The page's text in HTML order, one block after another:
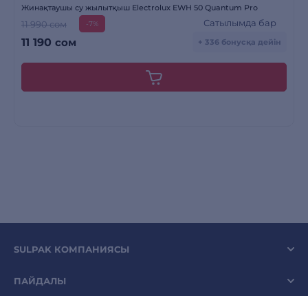
Жинақтаушы су жылытқыш Electrolux EWH 50 Quantum Pro
11 990 сом -7%
11 190 сом
Сатылымда бар
+ 336 бонусқа дейін
SULPAK КОМПАНИЯСЫ
ПАЙДАЛЫ